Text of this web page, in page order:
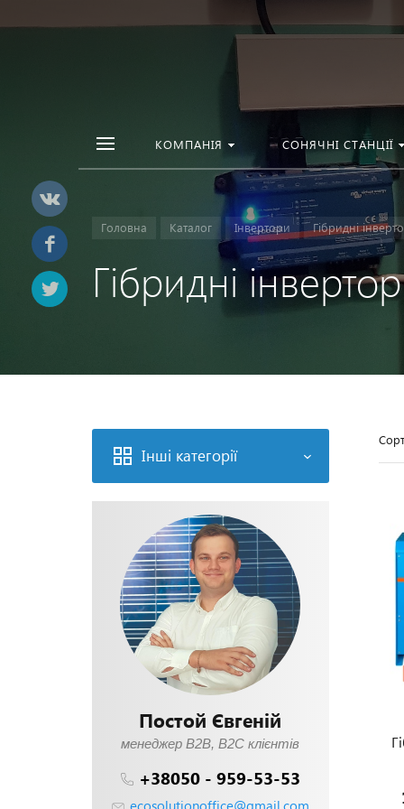
КОМПАНІЯ СОНЯЧНІ СТАНЦІЇ
Головна Каталог Інвертори Гібридні
Гібридні
Інші категорії
Постой Євгеній
менеджер В2В, В2С клієнтів
+38050 - 959-53-53
ecosolutionoffice@gmail.com